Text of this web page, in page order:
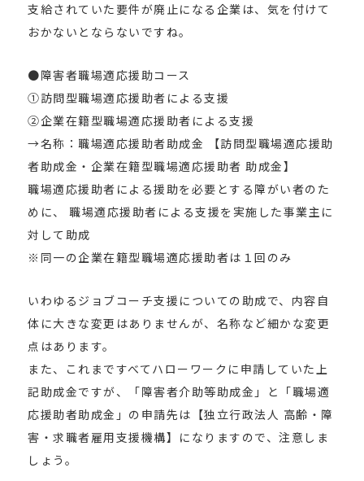
支給されていた要件が廃止になる企業は、気を付けて
おかないとならないですね。
●障害者職場適応援助コース
①訪問型職場適応援助者による支援
②企業在籍型職場適応援助者による支援
→名称：職場適応援助者助成金 【訪問型職場適応援助
者助成金・企業在籍型職場適応援助者 助成金】
職場適応援助者による援助を必要とする障がい者のた
めに、 職場適応援助者による支援を実施した事業主に
対して助成
※同一の企業在籍型職場適応援助者は１回のみ
いわゆるジョブコーチ支援についての助成で、内容自
体に大きな変更はありませんが、名称など細かな変更
点はあります。
また、これまですべてハローワークに申請していた上
記助成金ですが、「障害者介助等助成金」と「職場適
応援助者助成金」の申請先は【独立行政法人 高齢・障
害・求職者雇用支援機構】になりますので、注意しま
しょう。